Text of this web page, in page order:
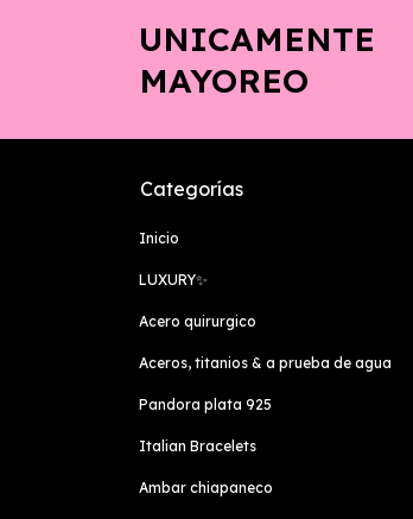
UNICAMENTE
MAYOREO
Categorías
Inicio
LUXURY✨️
Acero quirurgico
Aceros, titanios & a prueba de agua
Pandora plata 925
Italian Bracelets
Ambar chiapaneco